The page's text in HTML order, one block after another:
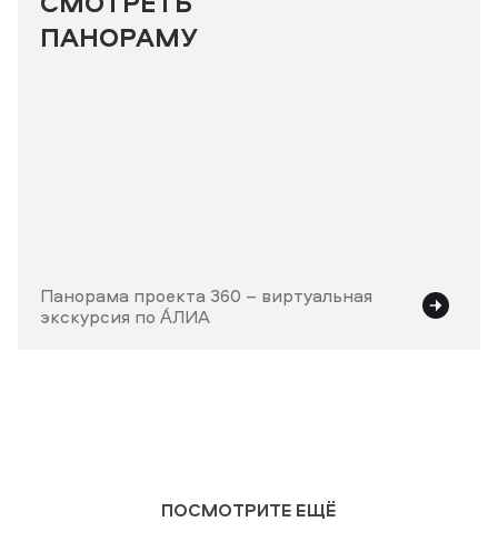
ПАНОРАМУ
Панорама проекта 360 – виртуальная
экскурсия по А́ЛИА
ПОСМОТРИТЕ ЕЩЁ